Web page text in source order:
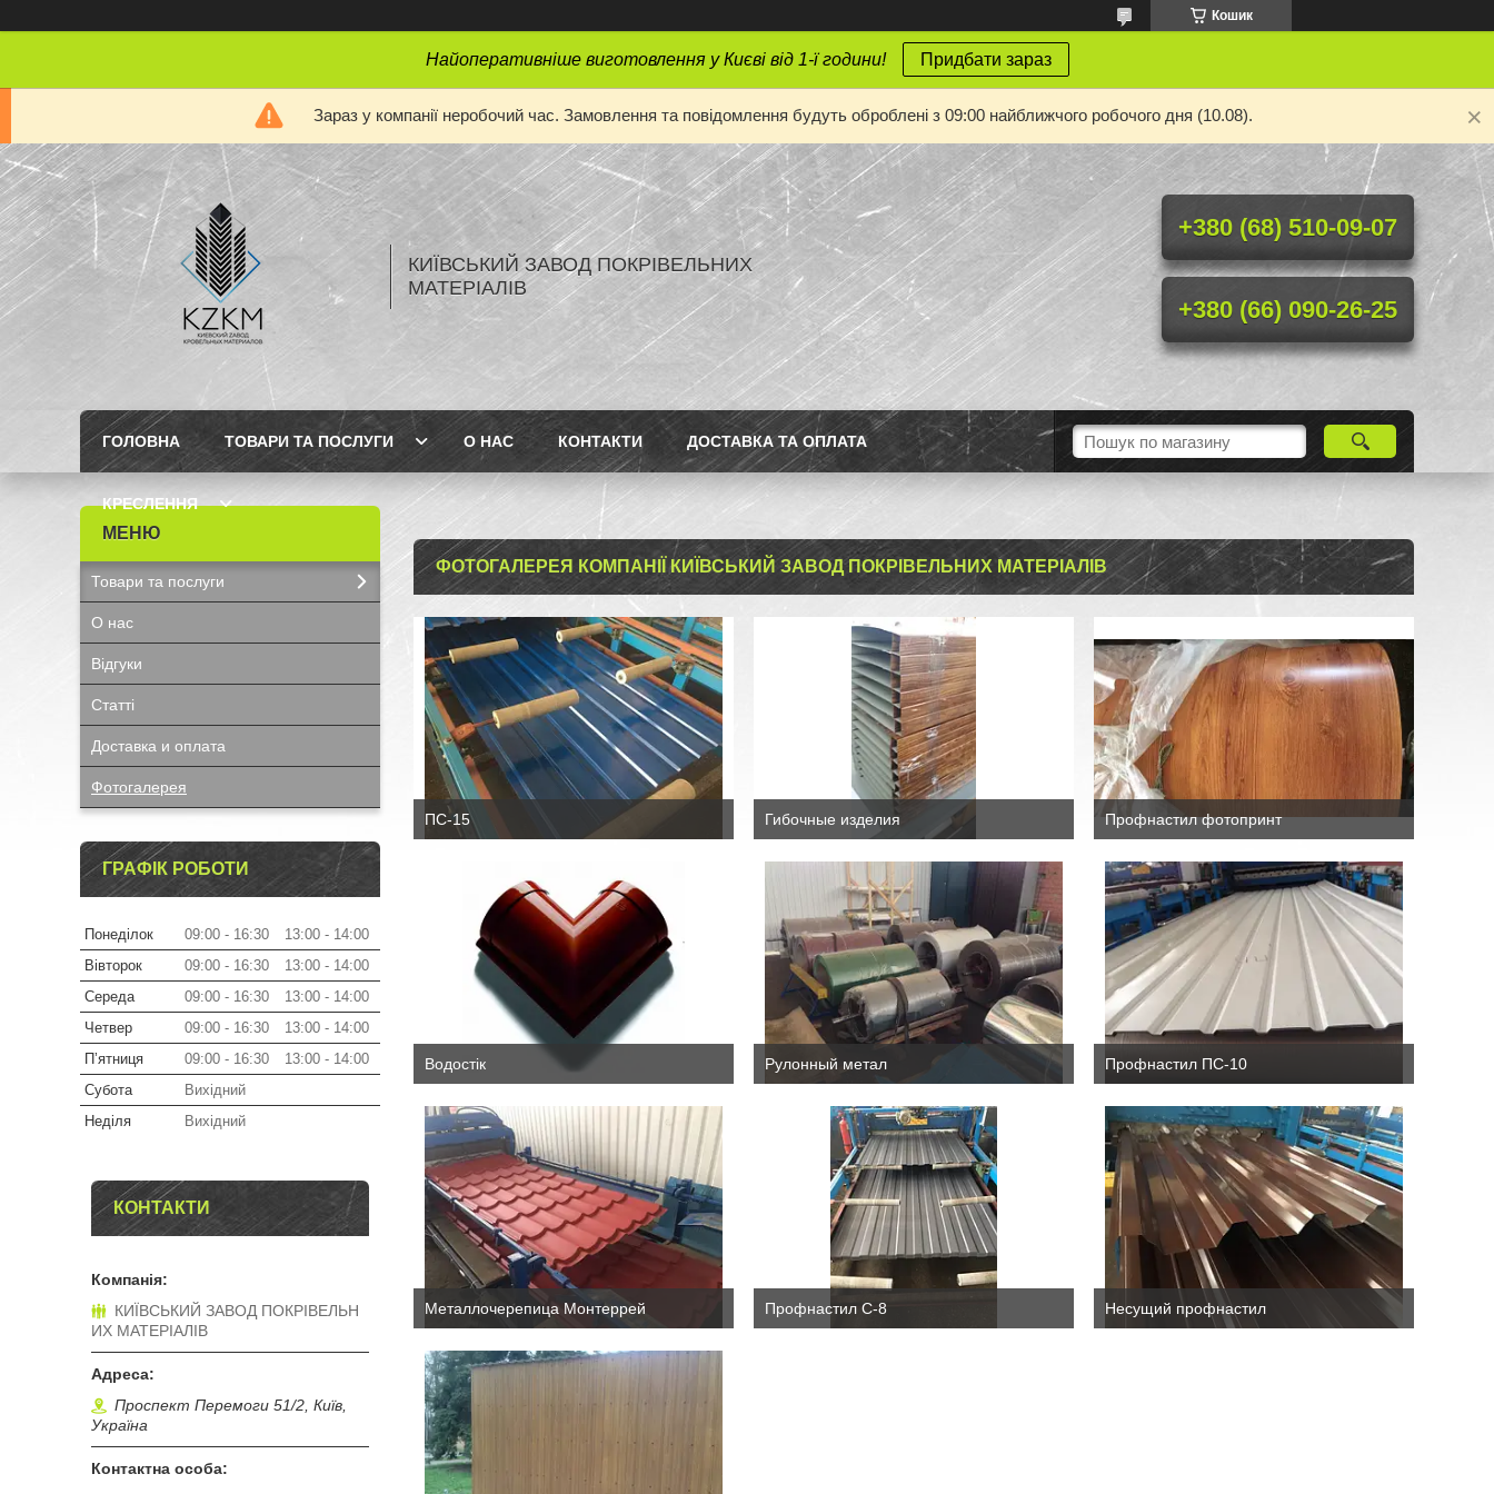
Кошик
Найоперативніше виготовлення у Києві від 1-ї години! Придбати зараз
Зараз у компанії неробочий час. Замовлення та повідомлення будуть оброблені з 09:00 найближчого робочого дня (10.08).
КИЇВСЬКИЙ ЗАВОД ПОКРІВЕЛЬНИХ
МАТЕРІАЛІВ
+380 (68) 510-09-07
+380 (66) 090-26-25
ГОЛОВНА ТОВАРИ ТА ПОСЛУГИ О НАС КОНТАКТИ ДОСТАВКА ТА ОПЛАТА
КРЕСЛЕННЯ
ФОТОГАЛЕРЕЯ КОМПАНІЇ КИЇВСЬКИЙ ЗАВОД ПОКРІВЕЛЬНИХ МАТЕРІАЛІВ
ПС-15 Гибочные изделия Профнастил фотопринт
Водостік Рулонный метал Профнастил ПС-10
Металлочерепица Монтеррей Профнастил С-8 Несущий профнастил
Товари та послуги
О нас
Відгуки
Статті
Доставка и оплата
Фотогалерея
ГРАФІК РОБОТИ
Понеділок 09:00 16:30 13:00
14:00
Вівторок
09:00 16:30 13:00
14:00
Середа
09:00 16:30 13:00
14:00
Четвер
09:00 16:30 13:00
14:00
Пʼятниця
09:00 16:30 13:00
14:00
Субота
Вихідний
Неділя
Вихідний
КОНТАКТИ
КИЇВСЬКИЙ ЗАВОД ПОКРІВЕЛЬН
ИХ МАТЕРІАЛІВ
Проспект Перемоги 51/2, Київ,
Україна